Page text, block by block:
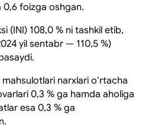
0,6 foizga oshgan.
(INI) 108,0 % ni tashkil etib,
yil sentabr — 110,5 %)
narxlari oʻrtacha
0,3 % ga hamda aholiga
esa 0,3 % ga